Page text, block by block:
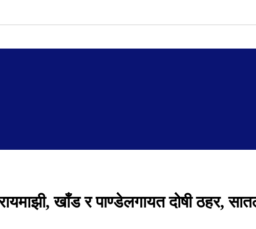
खाँड र पाण्डेलगायत दोषी ठहर,